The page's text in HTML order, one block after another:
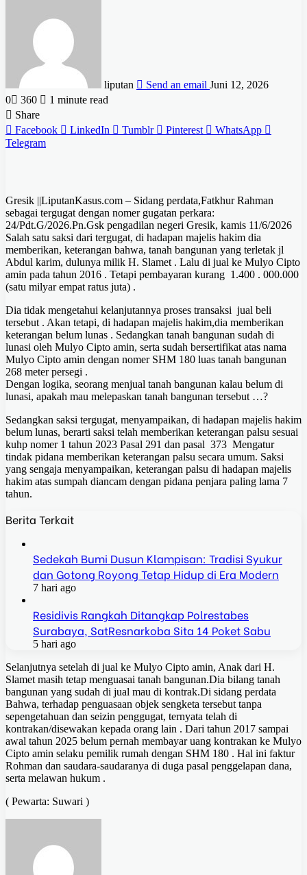
liputan Send an email Juni 12, 2026
0
360
1 minute read
Share
Facebook
LinkedIn Tumblr Pinterest
WhatsApp
Telegram
Gresik ||LiputanKasus.com – Sidang perdata,Fatkhur Rahman
sebagai tergugat dengan nomer gugatan perkara:
24/Pdt.G/2026.Pn.Gsk pengadilan negeri Gresik, kamis 11/6/2026
Salah satu saksi dari tergugat, di hadapan majelis hakim dia
memberikan, keterangan bahwa, tanah bangunan yang terletak jl
Abdul karim, dulunya milik H. Slamet . Lalu di jual ke Mulyo Cipto
amin pada tahun 2016 . Tetapi pembayaran kurang 1.400 . 000.000
(satu milyar empat ratus juta) .
Dia tidak mengetahui kelanjutannya proses transaksi jual beli
tersebut . Akan tetapi, di hadapan majelis hakim,dia memberikan
keterangan belum lunas . Sedangkan tanah bangunan sudah di
lunasi oleh Mulyo Cipto amin, serta sudah bersertifikat atas nama
Mulyo Cipto amin dengan nomer SHM 180 luas tanah bangunan
268 meter persegi .
Dengan logika, seorang menjual tanah bangunan kalau belum di
lunasi, apakah mau melepaskan tanah bangunan tersebut …?
Sedangkan saksi tergugat, menyampaikan, di hadapan majelis hakim
belum lunas, berarti saksi telah memberikan keterangan palsu sesuai
kuhp nomer 1 tahun 2023 Pasal 291 dan pasal 373 Mengatur
tindak pidana memberikan keterangan palsu secara umum. Saksi
yang sengaja menyampaikan, keterangan palsu di hadapan majelis
hakim atas sumpah diancam dengan pidana penjara paling lama 7
tahun.
Berita Terkait
Sedekah Bumi Dusun Klampisan: Tradisi Syukur
dan Gotong Royong Tetap Hidup di Era Modern
7 hari ago
Residivis Rangkah Ditangkap Polrestabes
Surabaya, SatResnarkoba Sita 14 Poket Sabu
5 hari ago
Selanjutnya setelah di jual ke Mulyo Cipto amin, Anak dari H.
Slamet masih tetap menguasai tanah bangunan.Dia bilang tanah
bangunan yang sudah di jual mau di kontrak.Di sidang perdata
Bahwa, terhadap penguasaan objek sengketa tersebut tanpa
sepengetahuan dan seizin penggugat, ternyata telah di
kontrakan/disewakan kepada orang lain . Dari tahun 2017 sampai
awal tahun 2025 belum pernah membayar uang kontrakan ke Mulyo
Cipto amin selaku pemilik rumah dengan SHM 180 . Hal ini faktur
Rohman dan saudara-saudaranya di duga pasal penggelapan dana,
serta melawan hukum .
( Pewarta: Suwari )